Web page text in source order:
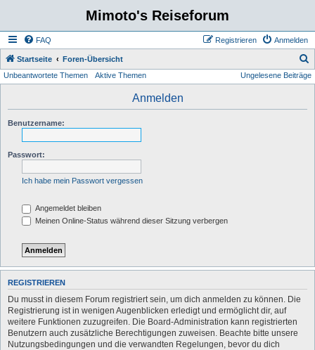
Mimoto's Reiseforum
FAQ Anmelden
Registrieren
Startseite Foren-Übersicht
u
Unbeantwortete Themen Aktive Themen Ungelesene Beiträge
Anmelden
Benutzername:
Passwort:
Ich habe mein Passwort vergessen
Angemeldet bleiben
Meinen Online-Status während dieser Sitzung verbergen
REGISTRIEREN
Du musst in diesem Forum registriert sein, um dich anmelden zu können. Die
Registrierung ist in wenigen Augenblicken erledigt und ermöglicht dir, auf
weitere Funktionen zuzugreifen. Die Board-Administration kann registrierten
Benutzern auch zusätzliche Berechtigungen zuweisen. Beachte bitte unsere
Nutzungsbedingungen und die verwandten Regelungen, bevor du dich